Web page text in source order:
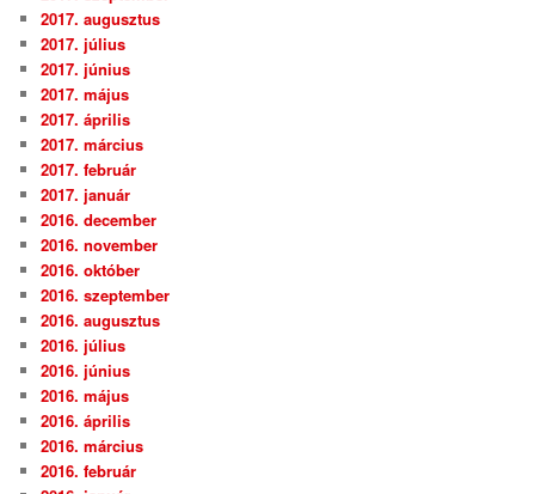
2017. augusztus
2017. július
2017. június
2017. május
2017. április
2017. március
2017. február
2017. január
2016. december
2016. november
2016. október
2016. szeptember
2016. augusztus
2016. július
2016. június
2016. május
2016. április
2016. március
2016. február